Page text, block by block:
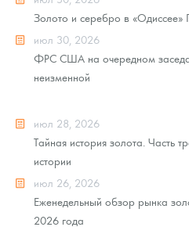
Золото и серебро в «Одиссее»
июл 30, 2026
ФРС США на очередном
неизменной
июл 28, 2026
Тайная история золота. Часть
истории
июл 26, 2026
Еженедельный обзор рынка
2026 года